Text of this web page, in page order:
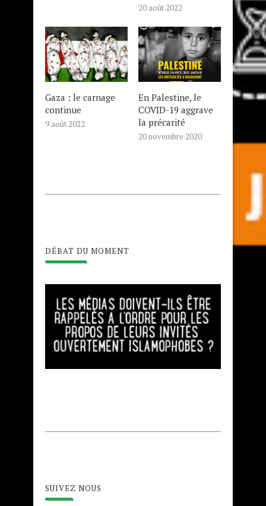
20 août 2022
Gaza : le carnage
continue
9 août 2022
En Palestine, le
COVID-19 aggrave
la précarité
20 novembre 2020
DÉBAT DU MOMENT
SUIVEZ NOUS